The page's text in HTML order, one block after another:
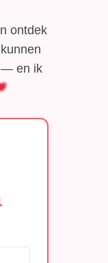
ontdek
— en ik